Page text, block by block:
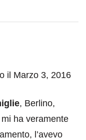
il Marzo 3, 2016
, Berlino,
ha veramente
l’avevo